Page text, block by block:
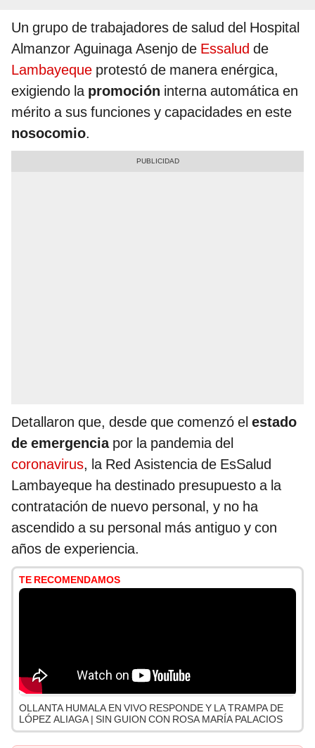
Un grupo de trabajadores de salud del Hospital
Almanzor Aguinaga Asenjo de Essalud de
Lambayeque protestó de manera enérgica,
exigiendo la promoción interna automática en
mérito a sus funciones y capacidades en este
nosocomio.
Detallaron que, desde que comenzó el estado
de emergenciapor la pandemia del
coronavirus, la Red Asistencia de EsSalud
Lambayeque ha destinado presupuesto a la
contratación de nuevo personal, y no ha
ascendido a su personal más antiguo y con
años de experiencia.
TE RECOMENDAMOS
OLLANTA HUMALA EN VIVO RESPONDE Y LA TRAMPA DE
LÓPEZ ALIAGA | SIN GUION CON ROSA MARÍA PALACIOS